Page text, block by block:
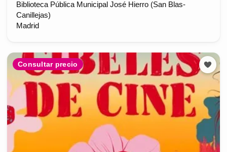
Biblioteca Pública Municipal José Hierro (San Blas-
Canillejas)
Madrid
Consultar precio